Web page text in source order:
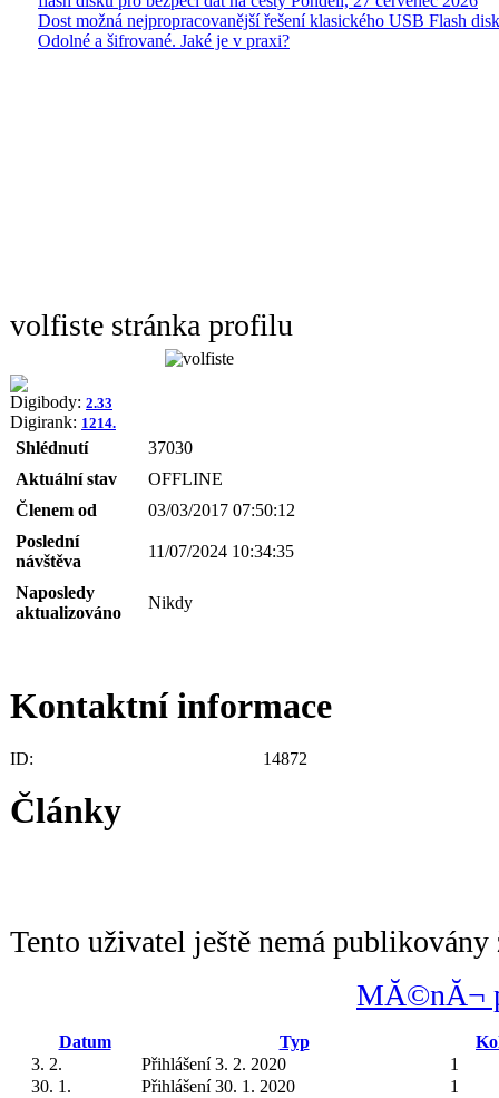
Dost možná nejpropracovanější řešení klasického USB Flash
Odolné a šifrované. Jaké je v praxi?
volfiste stránka profilu
Digibody: 2.33
Digirank: 1214.
Shlédnutí
37030
Aktuální stav
OFFLINE
Členem od
03/03/2017 07:50:12
Poslední
návštěva
11/07/2024 10:34:35
Naposledy
aktualizováno
Nikdy
Kontaktní informace
ID: 14872
Články
Tento uživatel ještě nemá publikovány
MĂ©nĂ¬
Datum Typ
3. 2.
Přihlášení 3. 2. 2020
1
30. 1.
Přihlášení 30. 1. 2020
1